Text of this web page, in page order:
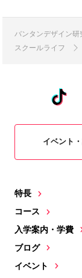
バンタンデザイン
スクールライフ
特長
コース
入学案内・学費
ブログ
イベント
イベント